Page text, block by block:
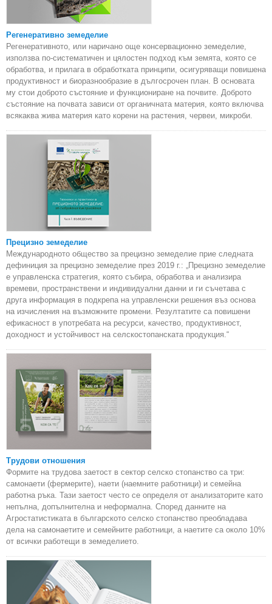
Регенеративно земеделие
Регенеративното, или наричано още консервационно земеделие,
използва по-систематичен и цялостен подход към земята, която се
обработва, и прилага в обработката принципи, осигуряващи повишена
продуктивност и биоразнообразие в дългосрочен план. В основата
му стои доброто състояние и функциониране на почвите. Доброто
състояние на почвата зависи от органичната материя, която включва
всякаква жива материя като корени на растения, червеи, микроби.
Прецизно земеделие
Международното общество за прецизно земеделие прие следната
дефиниция за прецизно земеделие през 2019 г.: „Прецизно земеделие
е управленска стратегия, която събира, обработва и анализира
времеви, пространствени и индивидуални данни и ги съчетава с
друга информация в подкрепа на управленски решения въз основа
на изчисления на възможните промени. Резултатите са повишени
ефикасност в употребата на ресурси, качество, продуктивност,
доходност и устойчивост на селскостопанската продукция.“
Трудови отношения
Формите на трудова заетост в сектор селско стопанство са три:
самонаети (фермерите), наети (наемните работници) и семейна
работна ръка. Тази заетост често се определя от анализаторите като
непълна, допълнителна и неформална. Според данните на
Агростатистиката в българското селско стопанство преобладава
дела на самонаетите и семейните работници, а наетите са около 10%
от всички работещи в земеделието.